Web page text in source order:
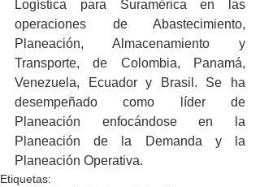
Logística para Suramérica en las
operaciones de Abastecimiento,
Planeación, Almacenamiento y
Transporte, de Colombia, Panamá,
Venezuela, Ecuador y Brasil. Se ha
desempeñado como líder de
Planeación enfocándose en la
Planeación de la Demanda y la
Planeación Operativa.
Etiquetas: